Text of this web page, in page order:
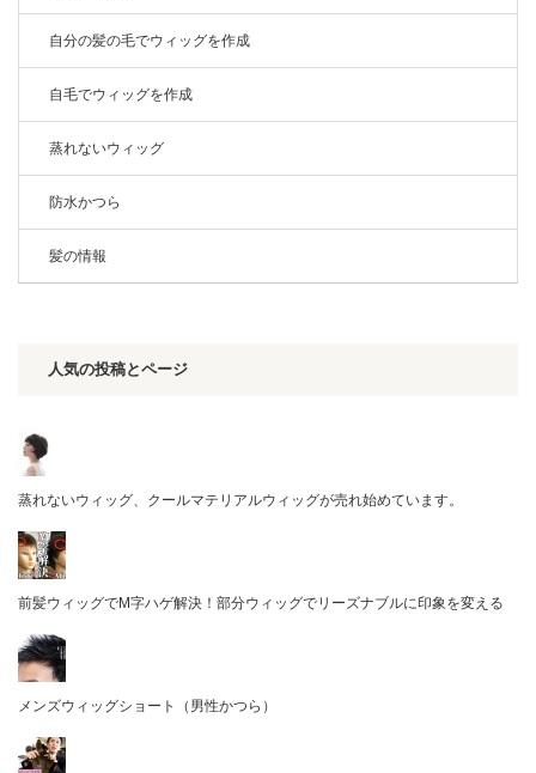
自分の髪の毛でウィッグを作成
自毛でウィッグを作成
蒸れないウィッグ
防水かつら
髪の情報
人気の投稿とページ
蒸れないウィッグ、クールマテリアルウィッグが売れ始めています。
前髪ウィッグでM字ハゲ解決！部分ウィッグでリーズナブルに印象を変える
メンズウィッグショート（男性かつら）